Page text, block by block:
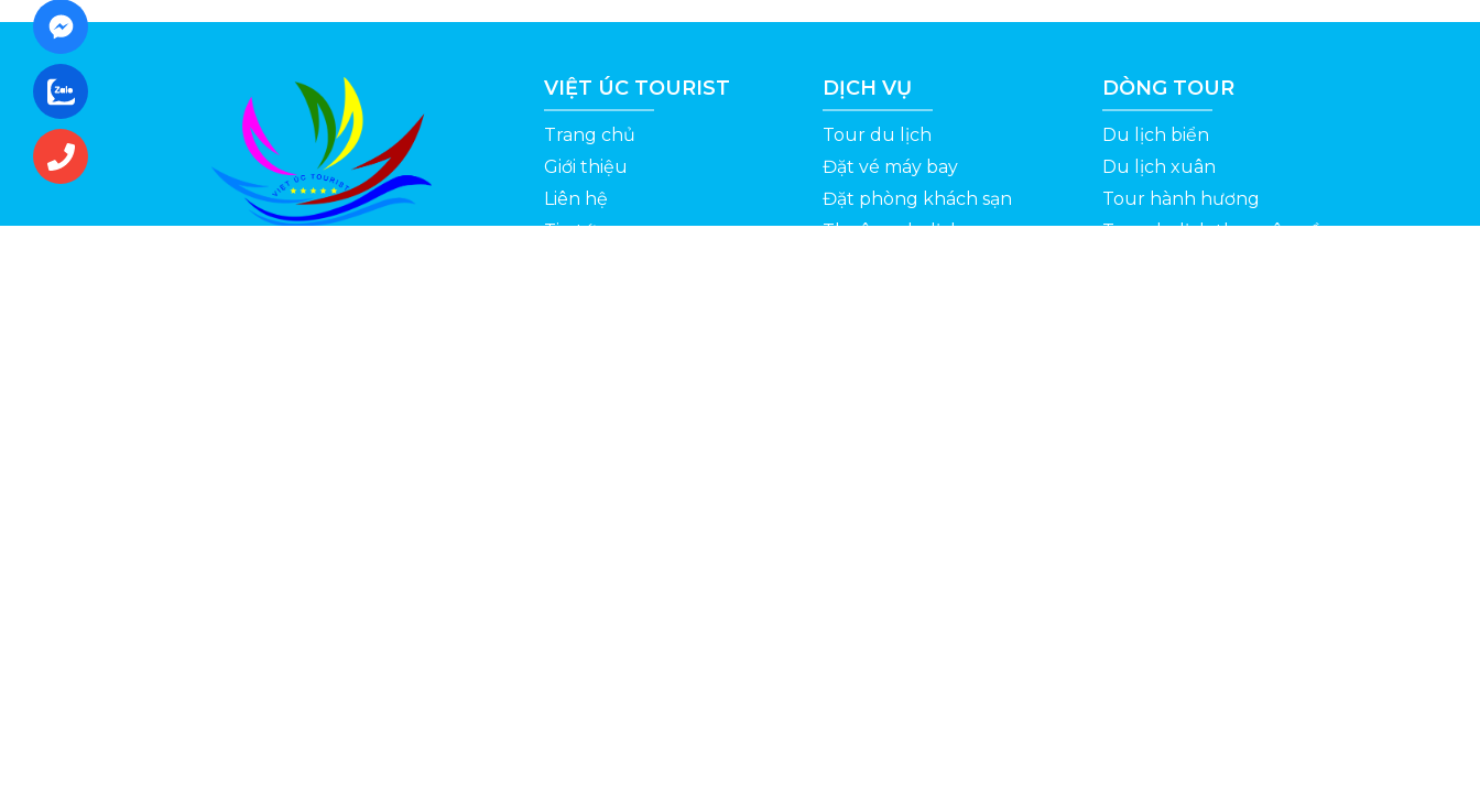
VIỆT ÚC TOURIST
Trang chủ
Giới thiệu
Liên hệ
Tin tức
DỊCH VỤ
Tour du lịch
Đặt vé máy bay
Đặt phòng khách sạn
Thuê xe du lịch
DÒNG TOUR
Du lịch biển
Du lịch xuân
Tour hành hương
Tour du lịch theo yêu cầu